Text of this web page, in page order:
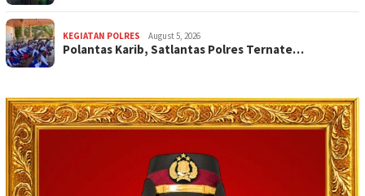
KEGIATAN POLRES August 5, 2026
Polantas Karib, Satlantas Polres Ternate…